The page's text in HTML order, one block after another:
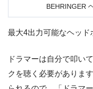
BEHRINGER
最大4出力可能なヘッド
ドラマーは自分で叩い
クを聴く必要がありま